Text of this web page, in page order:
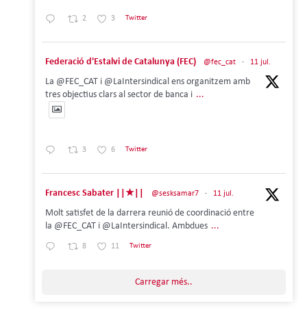
2 3 Twitter
Federació d'Estalvi de Catalunya (FEC) @fec_cat · 11 jul.
La @FEC_CAT i @LaIntersindical ens organitzem amb
tres objectius clars al sector de banca i ...
3 6 Twitter
Francesc Sabater ||★|| @sesksamar7 · 11 jul.
Molt satisfet de la darrera reunió de coordinació entre
la @FEC_CAT i @LaIntersindical. Ambdues ...
8 11 Twitter
Carregar més..